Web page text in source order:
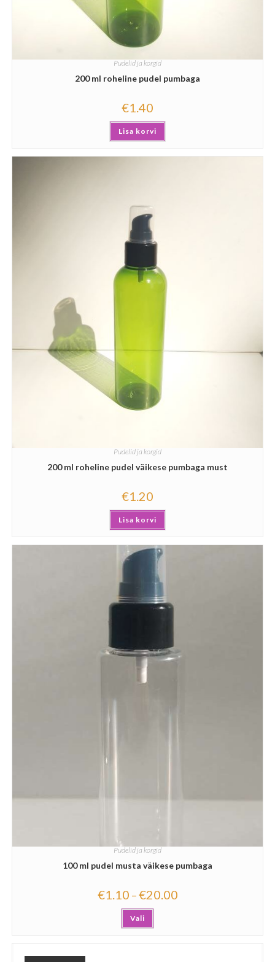
Pudelid ja korgid
200 ml roheline pudel pumbaga
€1.40
Lisa korvi
Pudelid ja korgid
200 ml roheline pudel väikese pumbaga must
€1.20
Lisa korvi
Pudelid ja korgid
100 ml pudel musta väikese pumbaga
€1.10 –€20.00
Vali